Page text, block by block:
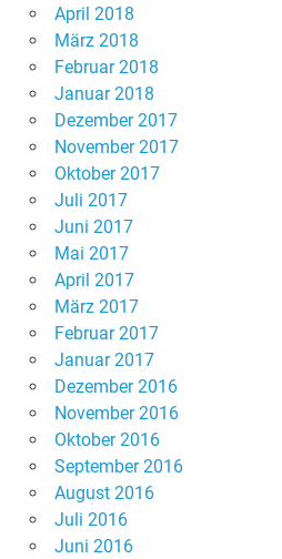
April 2018
März 2018
Februar 2018
Januar 2018
Dezember 2017
November 2017
Oktober 2017
Juli 2017
Juni 2017
Mai 2017
April 2017
März 2017
Februar 2017
Januar 2017
Dezember 2016
November 2016
Oktober 2016
September 2016
August 2016
Juli 2016
Juni 2016